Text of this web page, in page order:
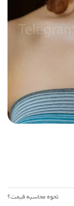
نحوه محاسبه قیمت؟